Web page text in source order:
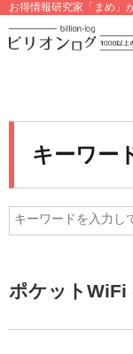
お得情報研究家「まめ」
キーワー
ポケットWiFi